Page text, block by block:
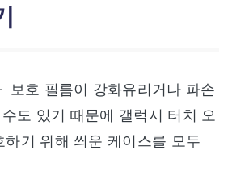
보호 필름이 강화유리거나 파손
도 있기 때문에 갤럭시 터치 오
기 위해 씌운 케이스를 모두